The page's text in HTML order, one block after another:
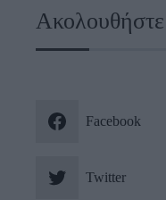
Facebook
Twitter